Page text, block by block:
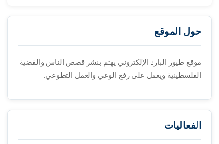
حول الموقع
موقع طيور البارد الإلكتروني يهتم بنشر قصص الناس والقضية
الفلسطينية ويعمل على رفع الوعي والعمل التطوعي.
الفعاليات